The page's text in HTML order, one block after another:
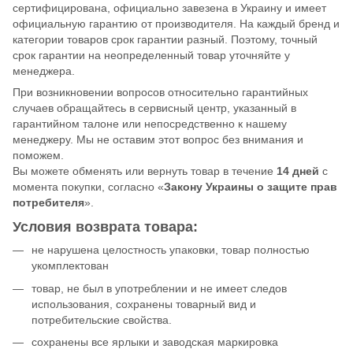
сертифицирована, официально завезена в Украину и имеет
официальную гарантию от производителя. На каждый бренд и
категории товаров срок гарантии разный. Поэтому, точный
срок гарантии на неопределенный товар уточняйте у
менеджера.
При возникновении вопросов относительно гарантийных
случаев обращайтесь в сервисный центр, указанный в
гарантийном талоне или непосредственно к нашему
менеджеру. Мы не оставим этот вопрос без внимания и
поможем.
Вы можете обменять или вернуть товар в течение 14 дней с
момента покупки, согласно «Закону Украины о защите прав
потребителя».
Условия возврата товара:
не нарушена целостность упаковки, товар полностью
укомплектован
товар, не был в употреблении и не имеет следов
использования, сохранены товарный вид и
потребительские свойства.
сохранены все ярлыки и заводская маркировка